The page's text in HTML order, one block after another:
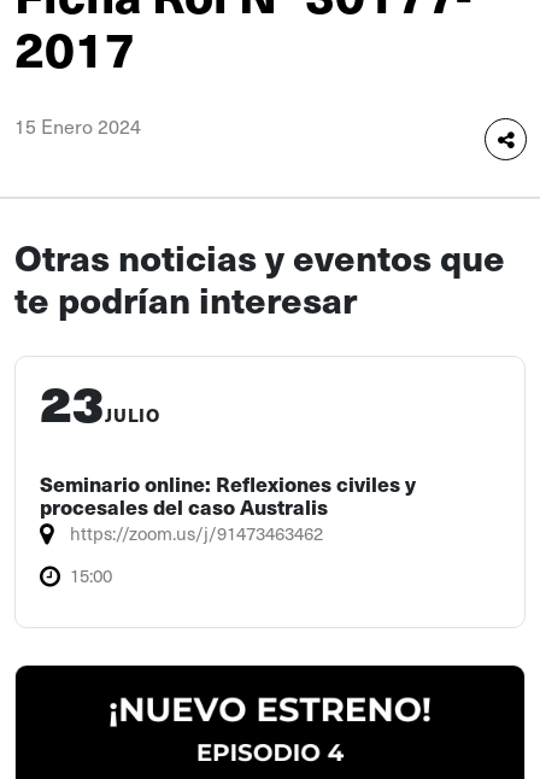
2017
15 Enero 2024
Otras noticias y eventos que
te podrían interesar
23JULIO
Seminario online: Reflexiones civiles y
procesales del caso Australis
https://zoom.us/j/91473463462
15:00